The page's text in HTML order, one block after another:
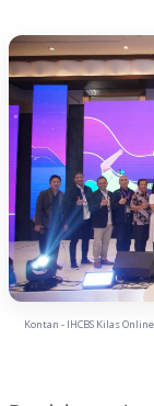
N
T
V
S
JARINGAN
N
T
A
N
A
A
P
R
E
S
S
R
E
E
Kontan - IHCBS Kilas Online